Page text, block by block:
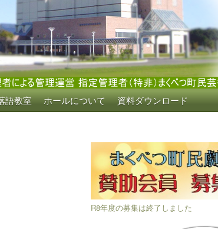
語教室 ホールについて 資料ダウンロード
R8年度の募集は終了しました